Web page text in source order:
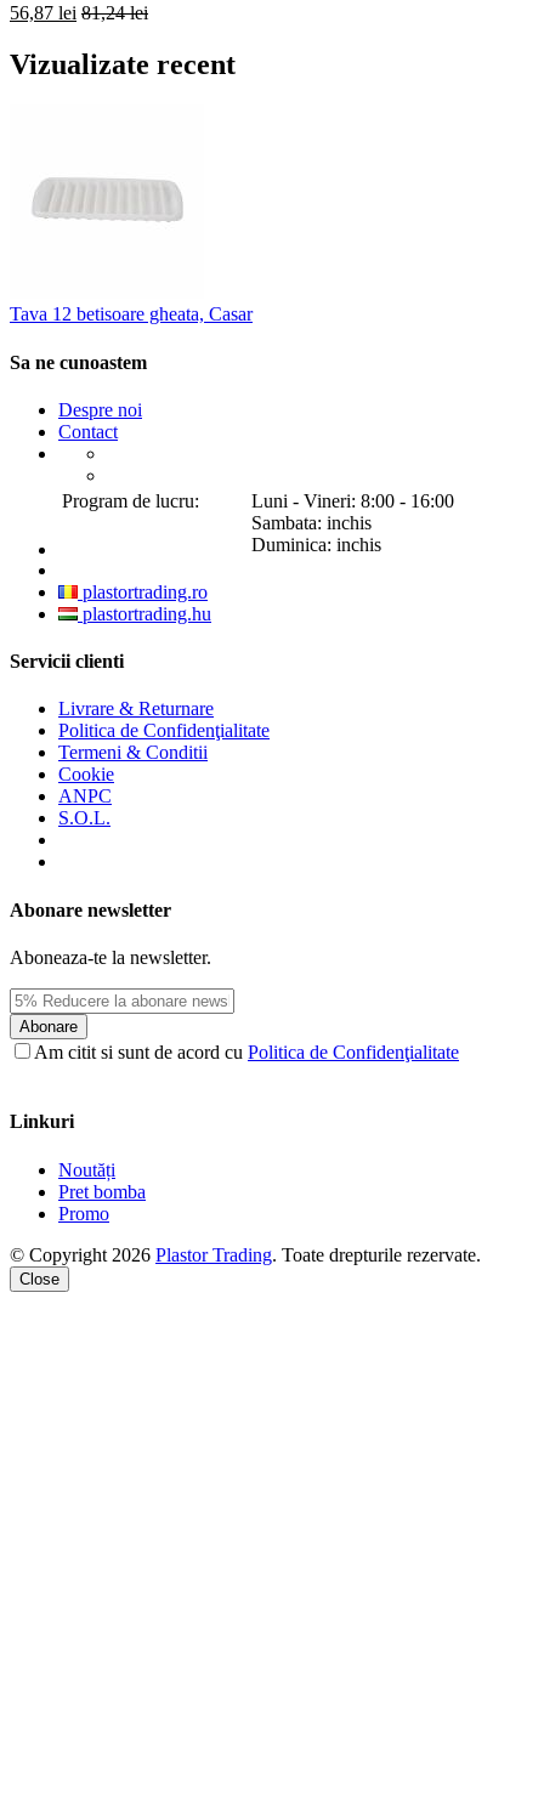
56,87 lei 81,24 lei
Vizualizate recent
Tava 12 betisoare gheata, Casar
Sa ne cunoastem
Despre noi
Contact
Program de lucru:
Luni - Vineri: 8:00 - 16:00
Sambata: inchis
Duminica: inchis
plastortrading.ro
plastortrading.hu
Servicii clienti
Livrare & Returnare
Politica de Confidenţialitate
Termeni & Conditii
Cookie
ANPC
S.O.L.
Abonare newsletter
Aboneaza-te la newsletter.
Abonare
Am citit si sunt de acord cu Politica de Confidenţialitate
Linkuri
Noutăți
Pret bomba
Promo
© Copyright 2026 Plastor Trading. Toate drepturile rezervate.
Close